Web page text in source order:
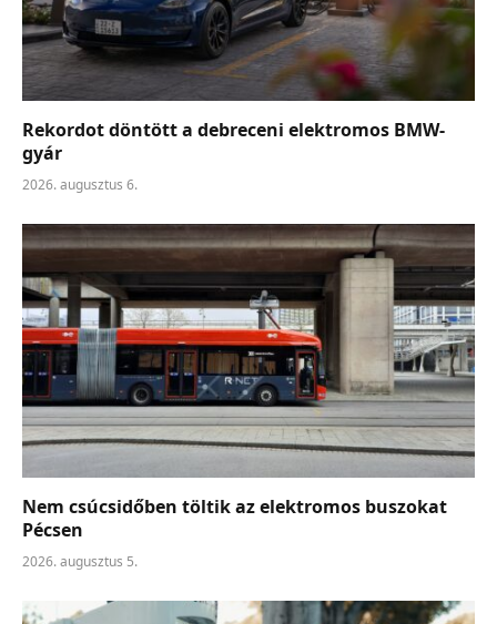
Rekordot döntött a debreceni elektromos BMW-
gyár
2026. augusztus 6.
Nem csúcsidőben töltik az elektromos buszokat
Pécsen
2026. augusztus 5.